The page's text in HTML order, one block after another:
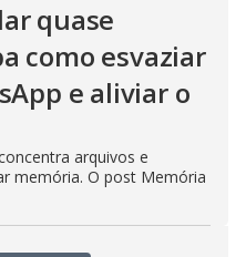
quase
como esvaziar
e aliviar o
arquivos e
memória. O post Memória